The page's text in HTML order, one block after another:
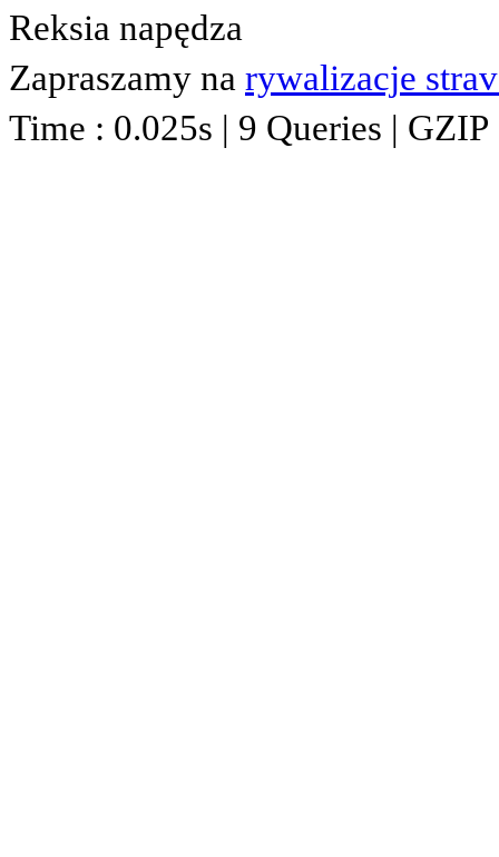
Reksia napędza
Zapraszamy na rywalizacje
Time : 0.025s | 9 Queries |